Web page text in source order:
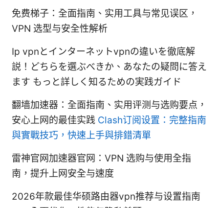
免费梯子：全面指南、实用工具与常见误区，
VPN 选型与安全性解析
Ip vpnとインターネットvpnの違いを徹底解
説！どちらを選ぶべきか、あなたの疑問に答え
ます もっと詳しく知るための実践ガイド
翻墙加速器：全面指南、实用评测与选购要点，
安心上网的最佳实践 Clash订阅设置：完整指南
與實戰技巧，快速上手與排錯清單
雷神官网加速器官网：VPN 选购与使用全指
南，提升上网安全与速度
2026年款最佳华硕路由器vpn推荐与设置指南